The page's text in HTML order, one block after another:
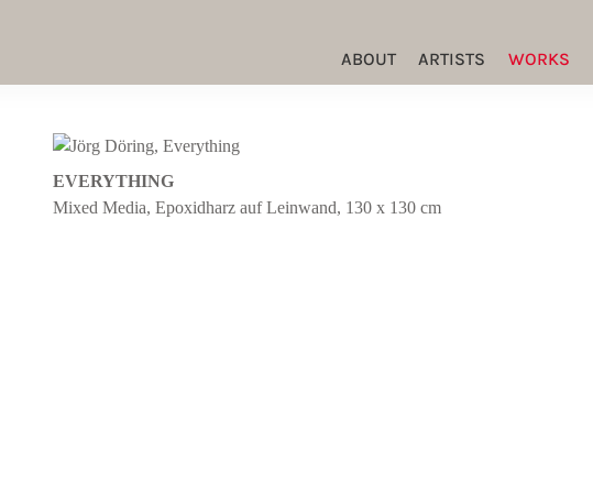
ABOUT ARTISTS WORKS
EVERYTHING
Mixed Media, Epoxidharz auf Leinwand, 130 x 130 cm